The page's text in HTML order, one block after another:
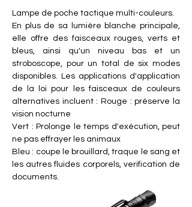
Lampe de poche tactique multi-couleurs.
En plus de sa lumière blanche principale,
elle offre des faisceaux rouges, verts et
bleus, ainsi qu'un niveau bas et un
stroboscope, pour un total de six modes
disponibles. Les applications d'application
de la loi pour les faisceaux de couleurs
alternatives incluent : Rouge : préserve la
vision nocturne
Vert : Prolonge le temps d'exécution, peut
ne pas effrayer les animaux
Bleu : coupe le brouillard, traque le sang et
les autres fluides corporels, verification de
documents.